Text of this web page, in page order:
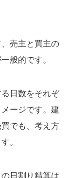
売主と買主の
般的です。
日数をそれぞ
ージです。建
でも、考え方
。
日割り精算は